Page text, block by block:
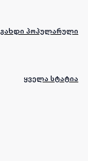
გახდი პოპულარული
ყველა სტატია